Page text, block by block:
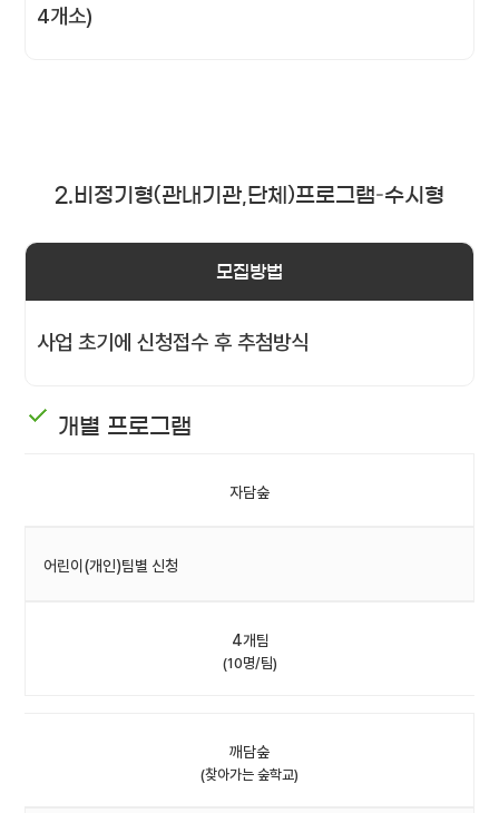
4개소)
2.비정기형(관내기관,단체)프로그램–수시형
모집방법
사업 초기에 신청접수 후 추첨방식
개별 프로그램
자담숲
어린이(개인)팀별 신청
4개팀
(10명/팀)
깨담숲
(찾아가는 숲학교)